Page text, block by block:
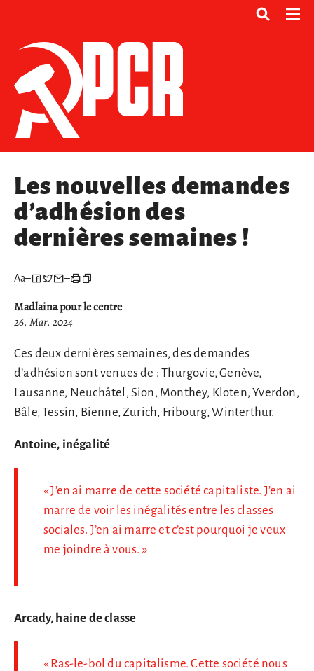
Les nouvelles demandes
d’adhésion des
dernières semaines !
Aa– –
Madlaina pour le centre
26. Mar. 2024
Ces deux dernières semaines, des demandes
d’adhésion sont venues de : Thurgovie, Genève,
Lausanne, Neuchâtel, Sion, Monthey, Kloten, Yverdon,
Bâle, Tessin, Bienne, Zurich, Fribourg, Winterthur.
Antoine, inégalité
« J’en ai marre de cette société capitaliste. J’en ai
marre de voir les inégalités entre les classes
sociales. J’en ai marre et c’est pourquoi je veux
me joindre à vous. »
Arcady, haine de classe
« Ras-le-bol du capitalisme. Cette société nous